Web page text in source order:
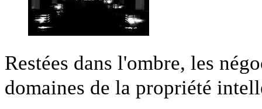
Restées dans l'ombre, les
domaines de la propriété